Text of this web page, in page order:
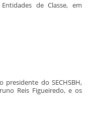
de Classe, em
do SECHSBH,
Reis Figueiredo, e os